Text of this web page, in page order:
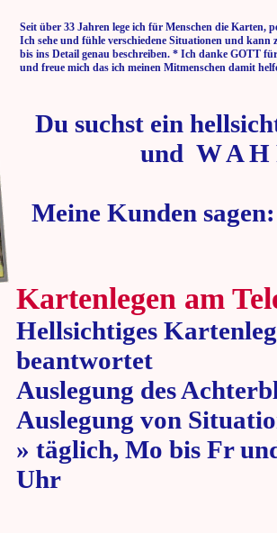
Seit über 33 Jahren lege ich für Menschen die Karten,
Ich sehe und fühle verschiedene Situationen und kann
bis ins Detail genau beschreiben. * Ich danke GOTT
und freue mich das ich meinen Mitmenschen damit
Du suchst ein
und W A H
Meine Kunden
Kartenlegen am
Hellsichtiges
beantwortet
Auslegung des
Auslegung von
» täglich, Mo bis Fr
Uhr » 80